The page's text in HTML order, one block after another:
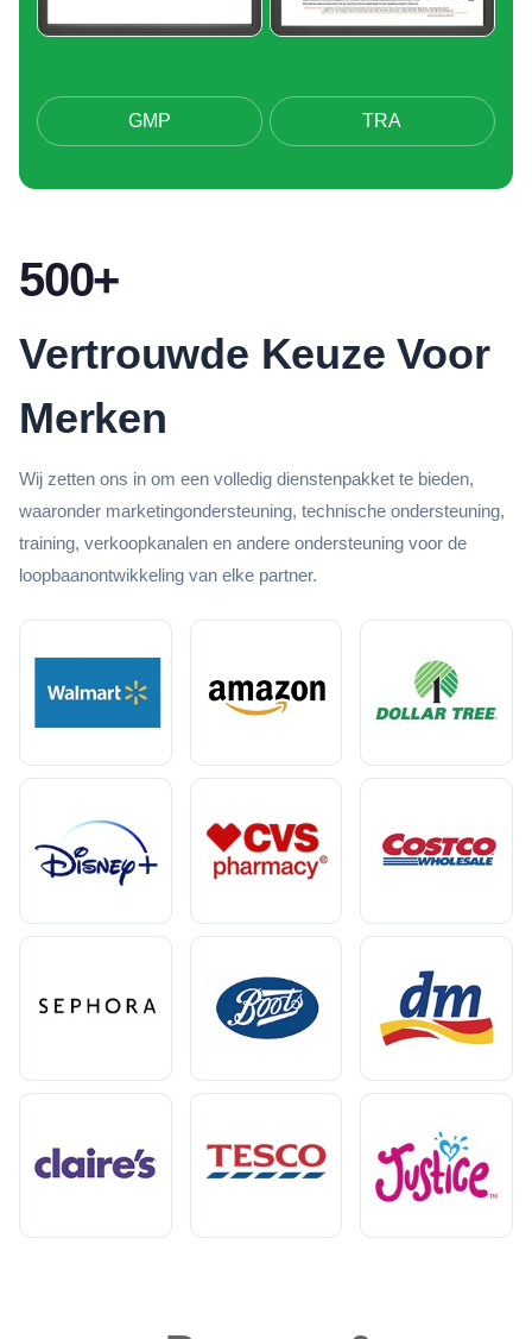
GMP TRA
500+
Vertrouwde Keuze Voor
Merken
Wij zetten ons in om een volledig dienstenpakket te bieden,
waaronder marketingondersteuning, technische ondersteuning,
training, verkoopkanalen en andere ondersteuning voor de
loopbaanontwikkeling van elke partner.